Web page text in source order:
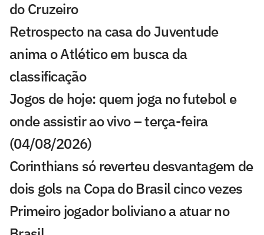
do Cruzeiro
Retrospecto na casa do Juventude
anima o Atlético em busca da
classificação
Jogos de hoje: quem joga no futebol e
onde assistir ao vivo – terça-feira
(04/08/2026)
Corinthians só reverteu desvantagem de
dois gols na Copa do Brasil cinco vezes
Primeiro jogador boliviano a atuar no